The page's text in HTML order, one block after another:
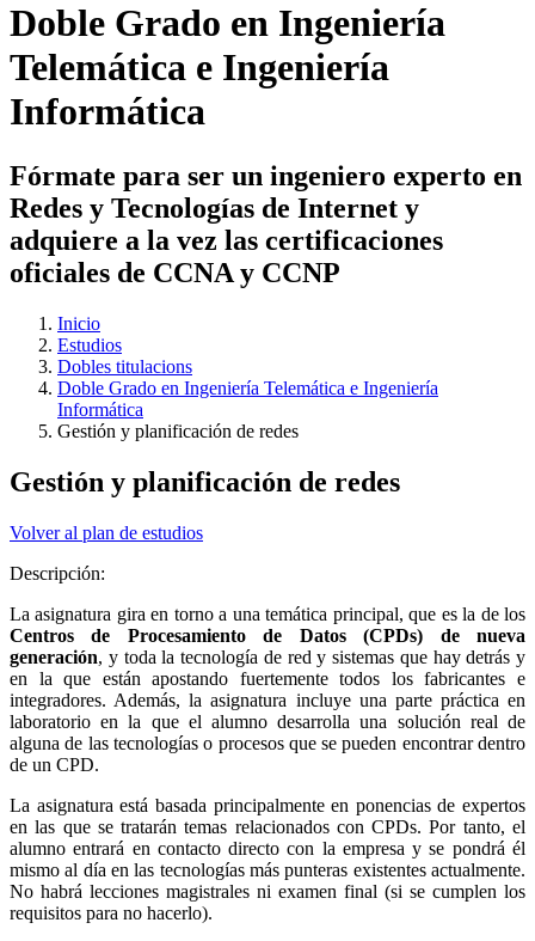
Doble Grado en Ingeniería
Telemática e Ingeniería
Informática
Fórmate para ser un ingeniero experto en
Redes y Tecnologías de Internet y
adquiere a la vez las certificaciones
oficiales de CCNA y CCNP
Inicio
Estudios
Dobles titulacions
Doble Grado en Ingeniería Telemática e Ingeniería
Informática
Gestión y planificación de redes
Gestión y planificación de redes
Volver al plan de estudios
Descripción:
La asignatura gira en torno a una temática principal, que es la de los
Centros de Procesamiento de Datos (CPDs) de nueva
generación, y toda la tecnología de red y sistemas que hay detrás y
en la que están apostando fuertemente todos los fabricantes e
integradores. Además, la asignatura incluye una parte práctica en
laboratorio en la que el alumno desarrolla una solución real de
alguna de las tecnologías o procesos que se pueden encontrar dentro
de un CPD.
La asignatura está basada principalmente en ponencias de expertos
en las que se tratarán temas relacionados con CPDs. Por tanto, el
alumno entrará en contacto directo con la empresa y se pondrá él
mismo al día en las tecnologías más punteras existentes actualmente.
No habrá lecciones magistrales ni examen final (si se cumplen los
requisitos para no hacerlo).